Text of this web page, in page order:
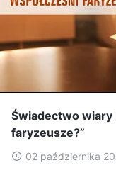
Świadectwo wiary
faryzeusze?”
02 października